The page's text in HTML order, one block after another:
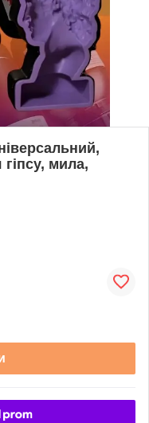
мила,